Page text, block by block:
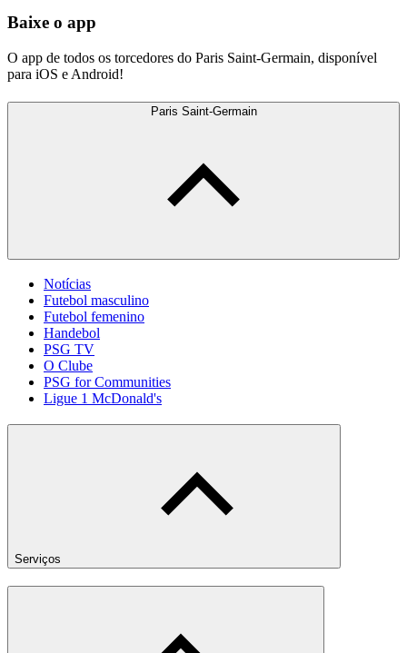
Baixe o app
O app de todos os torcedores do Paris Saint-Germain, disponível
para iOS e Android!
Paris Saint-Germain
Notícias
Futebol masculino
Futebol femenino
Handebol
PSG TV
O Clube
PSG for Communities
Ligue 1 McDonald's
Serviços